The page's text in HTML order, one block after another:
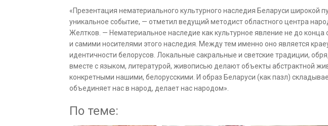
«Презентация нематериального культурного наследия Беларуси широкой
уникальное событие, — отметил ведущий методист областного центра
Желтков. — Нематериальное наследие как культурное явление не до
и самими носителями этого наследия. Между тем именно оно является
идентичности белорусов. Локальные сакральные и светские традиции,
вместе с языком, литературой, живописью делают объекты абстрактной
конкретными нашими, белорусскими. И образ Беларуси (как пазл)
объединяет нас в народ, делает нас народом».
По теме: